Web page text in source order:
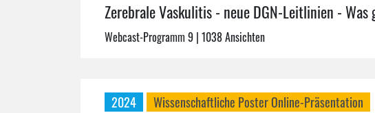
Zerebrale Vaskulitis - neue DGN-Leitlinien - Was
Webcast-Programm 9 | 1038 Ansichten
2024 Wissenschaftliche Poster Online-Präsentation